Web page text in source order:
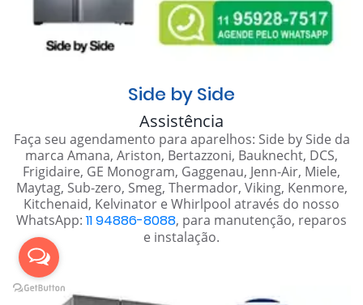
Side by Side
Assistência
Faça seu agendamento para aparelhos: Side by Side da
marca Amana, Ariston, Bertazzoni, Bauknecht, DCS,
Frigidaire, GE Monogram, Gaggenau, Jenn-Air, Miele,
Maytag, Sub-zero, Smeg, Thermador, Viking, Kenmore,
Kitchenaid, Kelvinator e Whirlpool através do nosso
WhatsApp: 11 94886-8088, para manutenção, reparos
e instalação.